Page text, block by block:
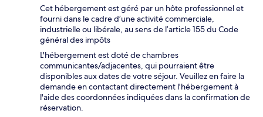
Cet hébergement est géré par un hôte professionnel et
fourni dans le cadre d’une activité commerciale,
industrielle ou libérale, au sens de l’article 155 du Code
général des impôts
L'hébergement est doté de chambres
communicantes/adjacentes, qui pourraient être
disponibles aux dates de votre séjour. Veuillez en faire la
demande en contactant directement l'hébergement à
l'aide des coordonnées indiquées dans la confirmation de
réservation.